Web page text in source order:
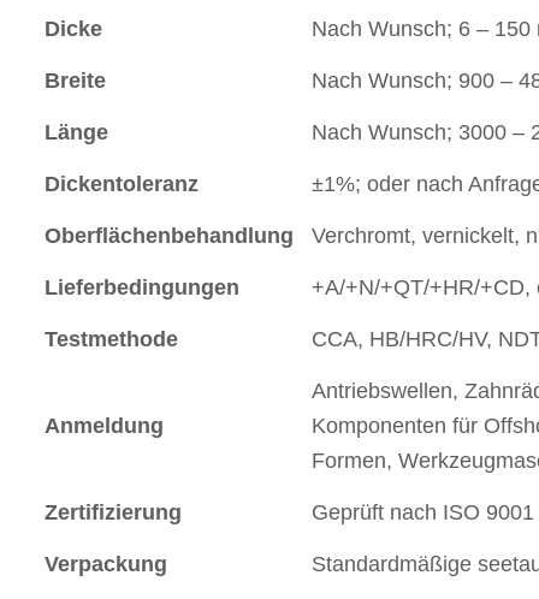
Dicke Nach Wunsch; 6 –
Breite Nach Wunsch; 900 –
Länge Nach Wunsch; 3000 –
Dickentoleranz ±1%; oder nach
Oberflächenbehandlung Verchromt, vernickelt,
Lieferbedingungen +A/+N/+QT/+HR/+CD,
Testmethode CCA, HB/HRC/HV,
Anmeldung
Antriebswellen,
Komponenten für
Formen,
Zertifizierung Geprüft nach ISO 9001
Verpackung Standardmäßige